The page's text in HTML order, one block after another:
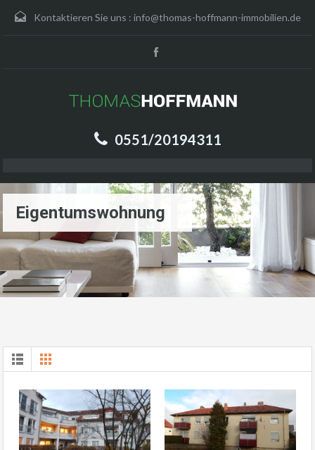
Kontaktieren Sie uns : info@thomas-hoffmann-immobilien.de
0551/20194311
Eigentumswohnung